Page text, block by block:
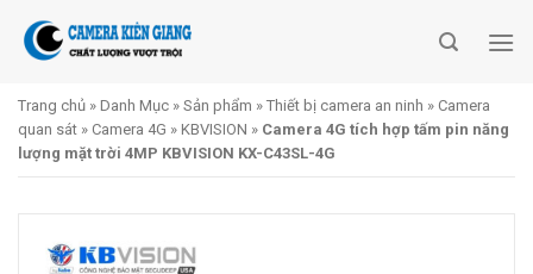
Trang chủ » Danh Mục » Sản phẩm » Thiết bị camera an ninh » Camera
quan sát » Camera 4G » KBVISION » Camera 4G tích hợp tấm pin năng
lượng mặt trời 4MP KBVISION KX-C43SL-4G